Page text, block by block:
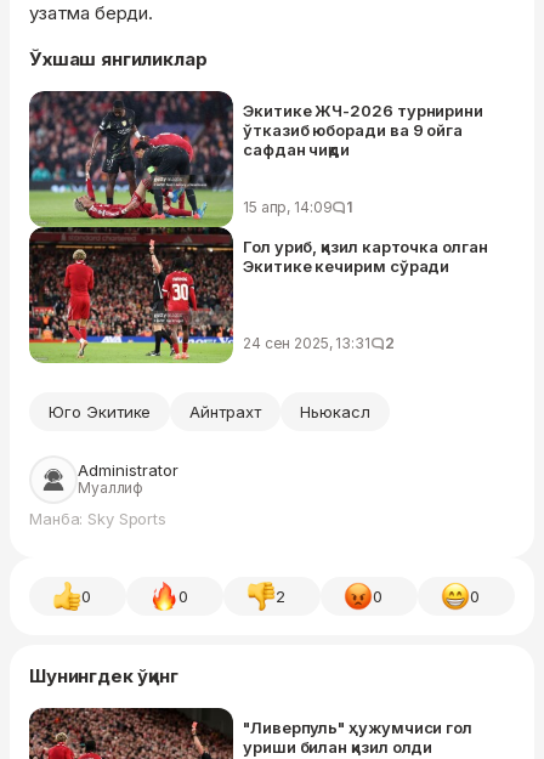
узатма берди.
Ўхшаш янгиликлар
Экитике ЖЧ-2026 турнирини
ўтказиб юборади ва 9 ойга
сафдан чиқди
15 апр, 14:09 1
Гол уриб, қизил карточка олган
Экитике кечирим сўради
24 сен 2025, 13:31 2
Юго Экитике Айнтрахт Ньюкасл
Administrator
Муаллиф
Манба: Sky Sports
0 0 2 0 0
Шунингдек ўқинг
"Ливерпуль" ҳужумчиси гол
уриши билан қизил олди